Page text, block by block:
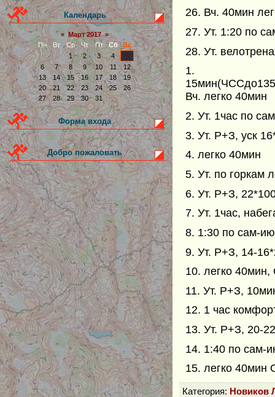
Календарь
« Март 2017 »
Пн
Вт Ср Чт Пт Сб
Вс
1
2 3 4
5
6
7 8 9 10 11
12
13
14 15 16 17 18
19
20
21 22 23 24 25
26
27
28 29 30 31
Форма входа
Добро пожаловать
26. Вч. 40мин
27. Ут. 1:20 по
28. Ут.
Вч. легко 40мин
2. Ут. 1час по
3. Ут. Р+З, уск
4. легко 40мин
5. Ут. по горкам
6. Ут. Р+З,
7. Ут. 1час,
8. 1:30 по сам-ию
9. Ут. Р+З, 14-
10. легко
11. Ут. Р+З,
12. 1 час
13. Ут. Р+З, 20-
14. 1:40 по сам-
15. легко
Категория: Новиков